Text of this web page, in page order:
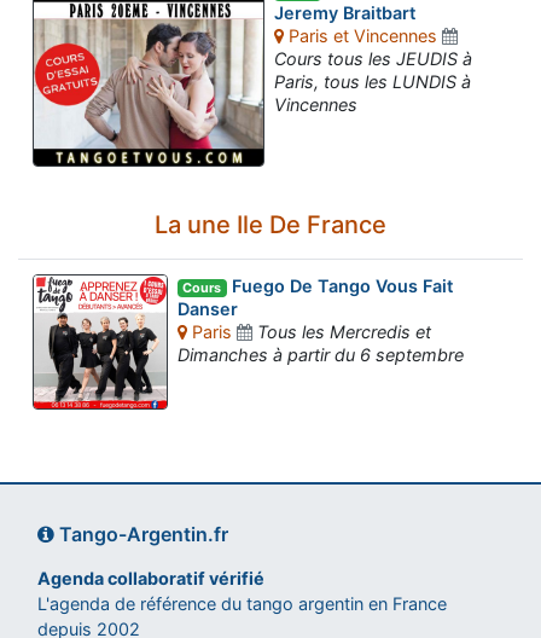
Jeremy Braitbart
Paris et Vincennes
Cours tous les JEUDIS à
Paris, tous les LUNDIS à
Vincennes
La une Ile De France
Cours Fuego De Tango Vous Fait
Danser
Paris
Tous les Mercredis et
Dimanches à partir du 6 septembre
Tango-Argentin.fr
Agenda collaboratif vérifié
L'agenda de référence du tango argentin en France
depuis 2002